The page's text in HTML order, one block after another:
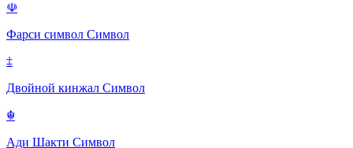
☫
Фарси символ Символ
‡
Двойной кинжал Символ
☬
Ади Шакти Символ